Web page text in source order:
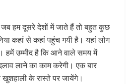
जब हम दूसरे देशों में जाते हैं तो बहुत कुछ
कहां से कहां पहुंच गयी है। यहां लोग
उम्मीद है कि आने वाले समय में
लाने का काम करेगी। एक बार
के रास्ते पर जायेंगे।